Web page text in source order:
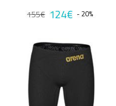
155€ 124€ - 20%